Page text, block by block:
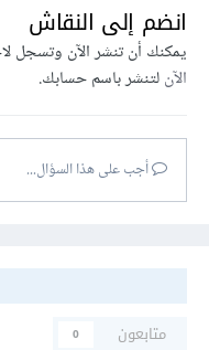
انضم إلى النقاش
يمكنك أن تنشر الآن وتسجل
الآنلتنشر باسم حسابك.
أجب على هذا السؤال...
متابعون
0